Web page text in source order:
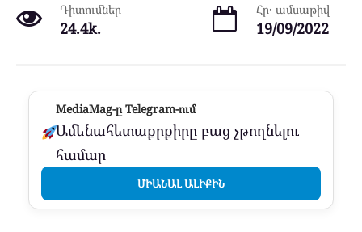
Դիտումներ
24.4k.
Հր․ ամսաթիվ
19/09/2022
MediaMag-ը Telegram-ում
Ամենահետաքրքիրը բաց չթողնելու
համար
ՄԻԱՆԱԼ ԱԼԻՔԻՆ